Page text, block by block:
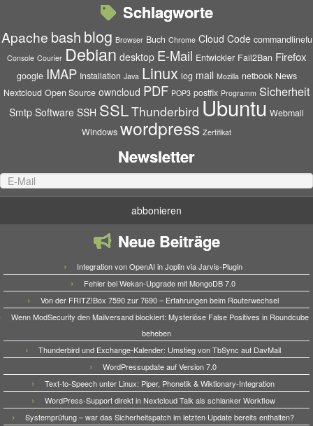
Schlagworte
Apache bash blog Browser Buch Chrome Cloud Code commandlinefu
Console Courier Debian desktop E-Mail Entwickler Fail2Ban Firefox
google IMAP Installation Java Linux log mail Mozilla netbook News
Nextcloud Open Source owncloud PDF POP3 postfix Programm Sicherheit
Smtp Software SSH SSLThunderbird Ubuntu Webmail
Windows wordpress Zertifikat
Newsletter
Neue Beiträge
Integration von OpenAI in Joplin via Jarvis-Plugin
Fehler bei Wekan-Upgrade mit MongoDB 7.0
Von der FRITZ!Box 7590 zur 7690 – Erfahrungen beim Routerwechsel
Wenn ModSecurity den Mailversand blockiert: Mysteriöse False Positives in Roundcube
beheben
Thunderbird und Exchange-Kalender: Umstieg von TbSync auf DavMail
WordPressupdate auf Version 7.0
Text-to-Speech unter Linux: Piper, Phonetik & Wiktionary-Integration
WordPress-Support direkt in Nextcloud Talk als schlanker Workflow
Systemprüfung – war das Sicherheitspatch im letzten Update bereits enthalten?